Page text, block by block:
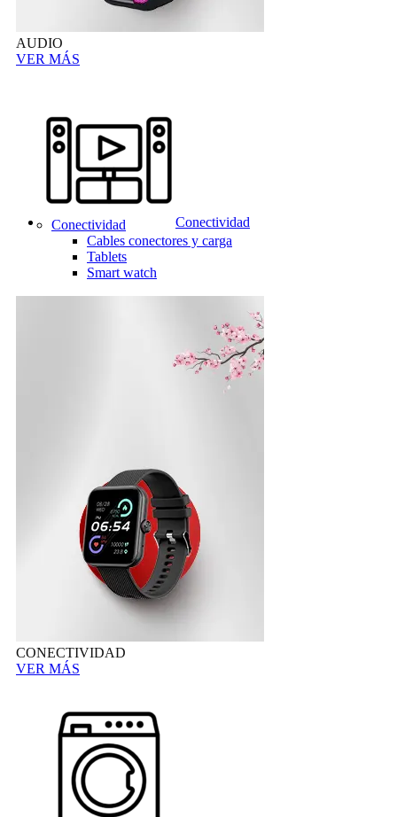
AUDIO
VER MÁS
Conectividad
Conectividad
Cables conectores y carga
Tablets
Smart watch
CONECTIVIDAD
VER MÁS